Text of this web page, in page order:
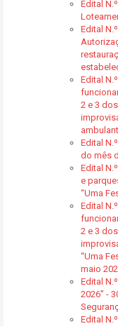
Edital
Edital
Edital
2 e 3
Edital
do mês
Edital
e
“Uma
Edital
2 e 3
“Uma
maio
Edital
2026” -
Edital